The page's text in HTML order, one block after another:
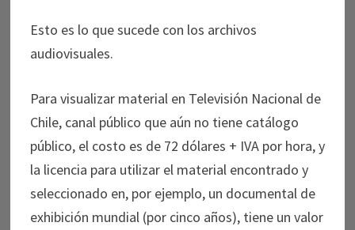
Esto es lo que sucede con los archivos
audiovisuales.
Para visualizar material en Televisión Nacional de
Chile, canal público que aún no tiene catálogo
público, el costo es de 72 dólares + IVA por hora, y
la licencia para utilizar el material encontrado y
seleccionado en, por ejemplo, un documental de
exhibición mundial (por cinco años), tiene un valor